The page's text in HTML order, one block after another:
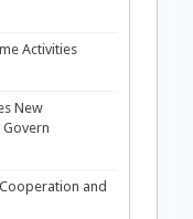
Activities
New
and